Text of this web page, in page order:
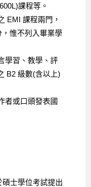
課程等。
EMI 課程兩門，
惟不列入畢業學
學習、教學、評
B2 級數(含以上)
者或口頭發表國
碩士學位考試提出